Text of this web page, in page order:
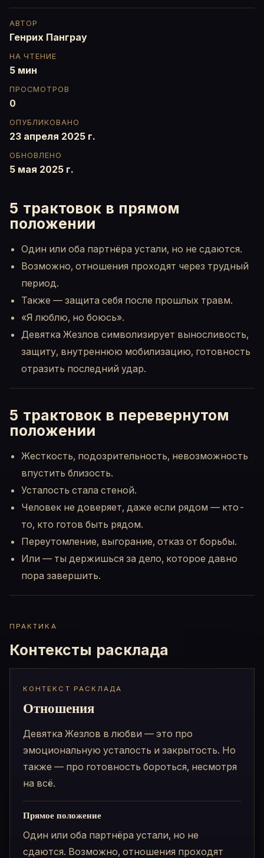
АВТОР
Генрих Панграу
НА ЧТЕНИЕ
5 мин
ПРОСМОТРОВ
0
ОПУБЛИКОВАНО
23 апреля 2025 г.
ОБНОВЛЕНО
5 мая 2025 г.
5 трактовок в прямом
положении
Один или оба партнёра устали, но не сдаются.
Возможно, отношения проходят через трудный
период.
Также — защита себя после прошлых травм.
«Я люблю, но боюсь».
Девятка Жезлов символизирует выносливость,
защиту, внутреннюю мобилизацию, готовность
отразить последний удар.
5 трактовок в перевернутом
положении
Жесткость, подозрительность, невозможность
впустить близость.
Усталость стала стеной.
Человек не доверяет, даже если рядом — кто-
то, кто готов быть рядом.
Переутомление, выгорание, отказ от борьбы.
Или — ты держишься за дело, которое давно
пора завершить.
ПРАКТИКА
Контексты расклада
КОНТЕКСТ РАСКЛАДА
Отношения
Девятка Жезлов в любви — это про
эмоциональную усталость и закрытость. Но
также — про готовность бороться, несмотря
на всё.
Прямое положение
Один или оба партнёра устали, но не
сдаются. Возможно, отношения проходят